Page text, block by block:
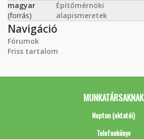
magyar
(forrás)
Építőmérnöki
alapismeretek
Navigáció
Fórumok
Friss tartalom
MUNKATÁRSAKNAK
Neptun (oktatói)
Telefonkönyv